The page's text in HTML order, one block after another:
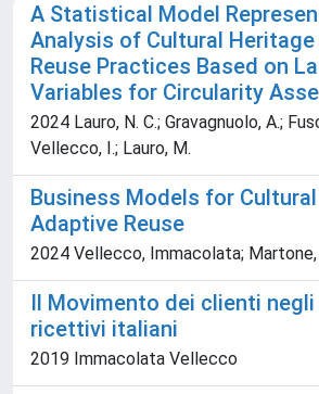
A Statistical Model
Analysis of Cultural
Reuse Practices Based on
Variables for Circularity
2024 Lauro, N. C.; Gravagnuolo, A.;
Vellecco, I.; Lauro, M.
Business Models for
Adaptive Reuse
2024 Vellecco, Immacolata;
Il Movimento dei clienti
ricettivi italiani
2019 Immacolata Vellecco